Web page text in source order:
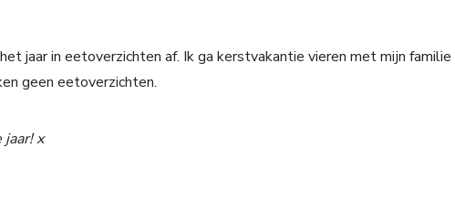
jaar in eetoverzichten af. Ik ga kerstvakantie vieren met mijn familie
geen eetoverzichten.
x